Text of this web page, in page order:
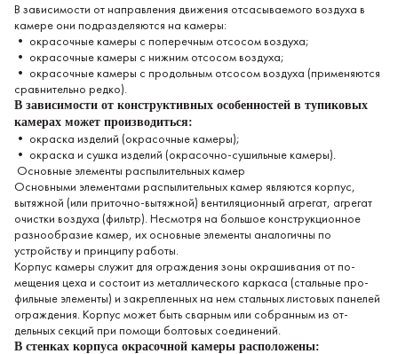
В зависимости от направления движения отсасываемого воздуха в
камере они подразделяются на камеры:
• окрасочные камеры с поперечным отсосом воздуха;
• окрасочные камеры с нижним отсосом воздуха;
• окрасочные камеры с продольным отсосом воздуха (применяются
сравнительно редко).
В зависимости от конструктивных особенностей в тупиковых
каме­рах может производиться:
• окраска изделий (окрасочные камеры);
• окраска и сушка изделий (окрасочно-сушильные камеры).
Основные элементы распылительных камер
Основными элементами распылительных камер являются корпус,
вытяжной (или приточно-вытяжной) вентиляционный агрегат, агрегат
очистки воздуха (фильтр). Несмотря на большое конструкционное
раз­нообразие камер, их основные элементы аналогичны по
устройству и принципу работы.
Корпус камеры служит для ограждения зоны окрашивания от по­
мещения цеха и состоит из металлического каркаса (стальные про­
фильные элементы) и закрепленных на нем стальных листовых пане­лей
ограждения. Корпус может быть сварным или собранным из от­
дельных секций при помощи болтовых соединений.
В стенках корпуса окрасочной камеры расположены: